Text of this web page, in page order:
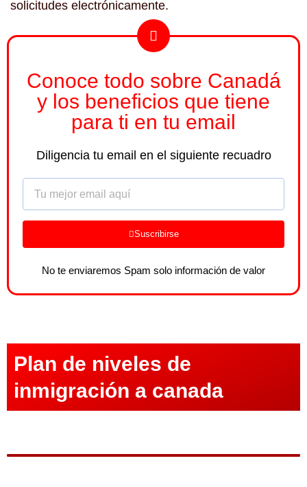
solicitudes electrónicamente.
Conoce todo sobre Canadá
y los beneficios que tiene
para ti en tu email
Diligencia tu email en el siguiente recuadro
Suscribirse
No te enviaremos Spam solo información de valor
Plan de niveles de
inmigración a canada